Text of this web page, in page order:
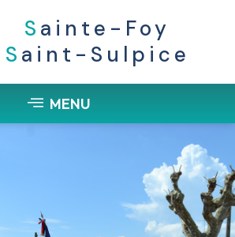
S Ainte-Foy
S Aint-Sulpice
MENU